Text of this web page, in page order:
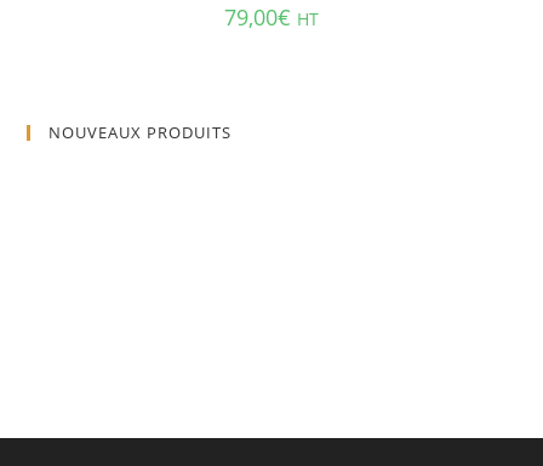
79,00€ HT
NOUVEAUX PRODUITS